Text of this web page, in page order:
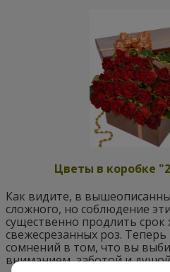
Цветы в коробке
Как видите, в
сложного, но соблюдение
существенно продлить срок
свежесрезанных роз.
сомнений в том, что вы
вниманием, заботой и